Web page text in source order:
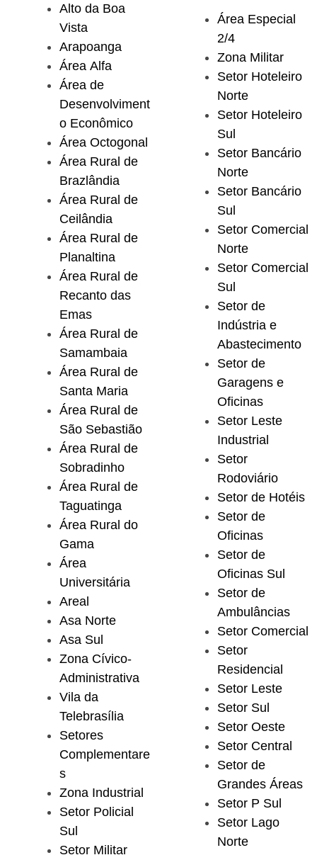
Alto da Boa
Vista
Arapoanga
Área Alfa
Área de
Desenvolviment
o Econômico
Área Octogonal
Área Rural de
Brazlândia
Área Rural de
Ceilândia
Área Rural de
Planaltina
Área Rural de
Recanto das
Emas
Área Rural de
Samambaia
Área Rural de
Santa Maria
Área Rural de
São Sebastião
Área Rural de
Sobradinho
Área Rural de
Taguatinga
Área Rural do
Gama
Área
Universitária
Areal
Asa Norte
Asa Sul
Zona Cívico-
Administrativa
Vila da
Telebrasília
Setores
Complementare
s
Zona Industrial
Setor Policial
Sul
Setor Militar
Área Especial
2/4
Zona Militar
Setor Hoteleiro
Norte
Setor Hoteleiro
Sul
Setor Bancário
Norte
Setor Bancário
Sul
Setor Comercial
Norte
Setor Comercial
Sul
Setor de
Indústria e
Abastecimento
Setor de
Garagens e
Oficinas
Setor Leste
Industrial
Setor
Rodoviário
Setor de Hotéis
Setor de
Oficinas
Setor de
Oficinas Sul
Setor de
Ambulâncias
Setor Comercial
Setor
Residencial
Setor Leste
Setor Sul
Setor Oeste
Setor Central
Setor de
Grandes Áreas
Setor P Sul
Setor Lago
Norte